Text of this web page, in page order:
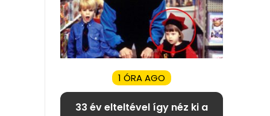
1 ÓRA AGO
33 év elteltével így néz ki a